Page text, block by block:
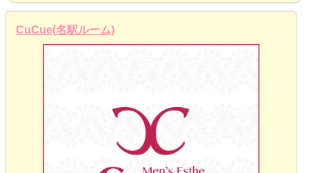
CuCue(名駅ルーム)